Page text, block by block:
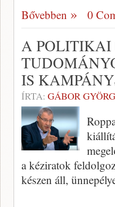
Bővebben 0
A POLITIKAI
IS
ÍRTA: GÁBOR
a kéziratok
készen áll,